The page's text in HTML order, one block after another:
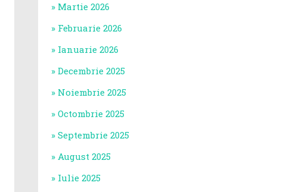
Martie 2026
Februarie 2026
Ianuarie 2026
Decembrie 2025
Noiembrie 2025
Octombrie 2025
Septembrie 2025
August 2025
Iulie 2025